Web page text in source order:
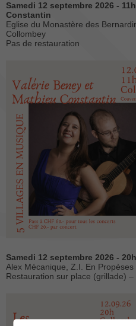
Samedi 12 septembre 2026 -
Constantin
Eglise du Monastère des
Collombey
Pas de restauration
Samedi 12 septembre 2026 -
Alex Mécanique, Z.I. En
Restauration sur place (grillade) –